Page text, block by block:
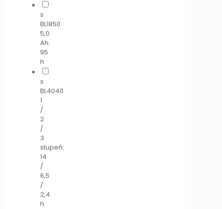
s
BL1850
5,0
Ah:
95
h
s
BL4040
1
/
2
/
3
stupeň:
14
/
6,5
/
2,4
h